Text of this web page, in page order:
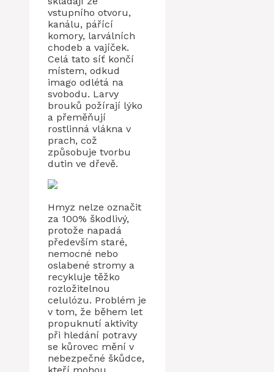
vstupního otvoru,
kanálu, pářící
komory, larválních
chodeb a vajíček.
Celá tato síť končí
místem, odkud
imago odlétá na
svobodu. Larvy
brouků požírají lýko
a přeměňují
rostlinná vlákna v
prach, což
způsobuje tvorbu
dutin ve dřevě.
Hmyz nelze označit
za 100% škodlivý,
protože napadá
především staré,
nemocné nebo
oslabené stromy a
recykluje těžko
rozložitelnou
celulózu. Problém je
v tom, že během let
propuknutí aktivity
při hledání potravy
se kůrovec mění v
nebezpečné škůdce,